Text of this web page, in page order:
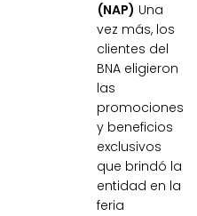
(NAP) Una
vez más, los
clientes del
BNA eligieron
las
promociones
y beneficios
exclusivos
que brindó la
entidad en la
feria